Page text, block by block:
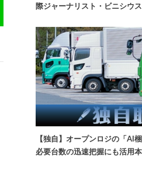
際ジャーナリスト・ビニシウ
【独自】オープンロジの「AI
必要台数の迅速把握にも活用